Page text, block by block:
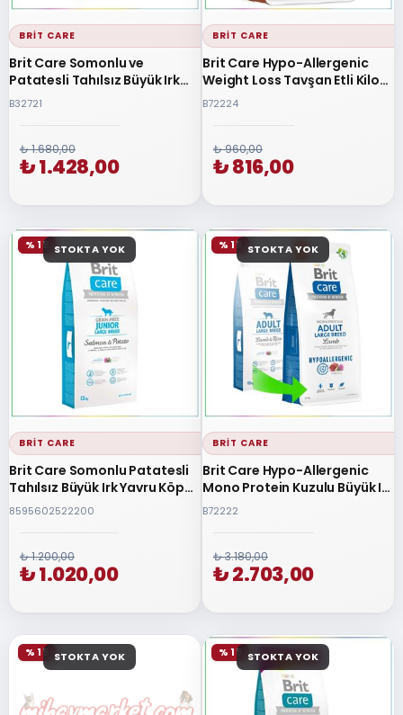
BRIT CARE
Brit Care Somonlu ve
Patatesli Tahılsız Büyük Irk
Yavru Köpek Maması 12 Kg
B32721
₺ 1.680,00
₺ 1.428,00
BRIT CARE
Brit Care Hypo-Allergenic
Weight Loss Tavşan Etli Kilo
Dengeleyici Yetişkin Köpek
B72224
₺ 960,00
₺ 816,00
STOKTA YOK
BRIT CARE
Brit Care Somonlu Patatesli
Tahılsız Büyük Irk Yavru Köpek
Maması 12+2 Kg
8595602522200
% 15
₺ 1.200,00
₺ 1.020,00
STOKTA YOK
BRIT CARE
Brit Care Hypo-Allergenic
Mono Protein Kuzulu Büyük Irk
Yetişkin Köpek Maması 12 Kg
B72222
% 15
₺ 3.180,00
₺ 2.703,00
STOKTA YOK
% 15 STOKTA YOK
% 15